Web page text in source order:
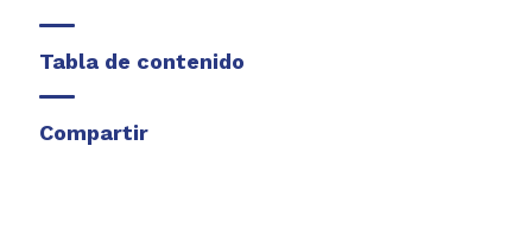
Tabla de contenido
Compartir